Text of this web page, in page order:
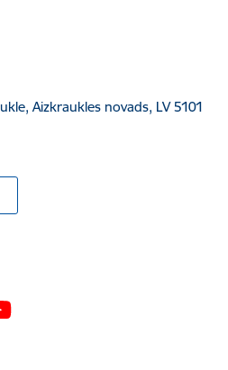
Aizkraukles novads, LV 5101